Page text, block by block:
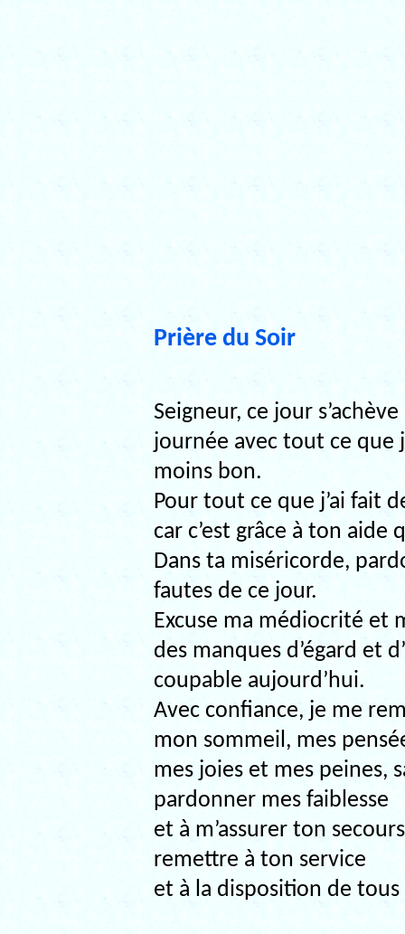
Prière du Soir
Seigneur, ce jour
journée avec tout ce que
moins bon.
Pour tout ce que j’ai fait
car c’est grâce à ton aide
Dans ta miséricorde,
fautes de ce jour.
Excuse ma médiocrité et
des manques d’égard et
coupable aujourd’hui.
Avec confiance, je me
mon sommeil, mes
mes joies et mes peines,
pardonner mes faiblesse
et à m’assurer ton
remettre à ton service
et à la disposition de